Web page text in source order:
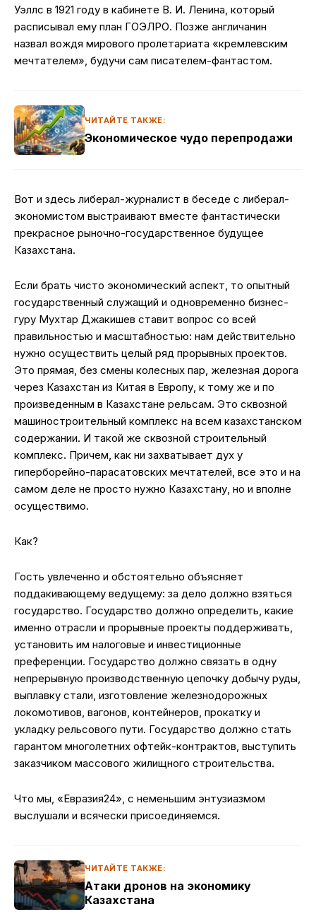
Уэллс в 1921 году в кабинете В. И. Ленина, который
расписывал ему план ГОЭЛРО. Позже англичанин
назвал вождя мирового пролетариата «кремлевским
мечтателем», будучи сам писателем-фантастом.
ЧИТАЙТЕ ТАКЖЕ:
Экономическое чудо перепродажи
Вот и здесь либерал-журналист в беседе с либерал-
экономистом выстраивают вместе фантастически
прекрасное рыночно-государственное будущее
Казахстана.
Если брать чисто экономический аспект, то опытный
государственный служащий и одновременно бизнес-
гуру Мухтар Джакишев ставит вопрос со всей
правильностью и масштабностью: нам действительно
нужно осуществить целый ряд прорывных проектов.
Это прямая, без смены колесных пар, железная дорога
через Казахстан из Китая в Европу, к тому же и по
произведенным в Казахстане рельсам. Это сквозной
машиностроительный комплекс на всем казахстанском
содержании. И такой же сквозной строительный
комплекс. Причем, как ни захватывает дух у
гиперборейно-парасатовских мечтателей, все это и на
самом деле не просто нужно Казахстану, но и вполне
осуществимо.
Как?
Гость увлеченно и обстоятельно объясняет
поддакивающему ведущему: за дело должно взяться
государство. Государство должно определить, какие
именно отрасли и прорывные проекты поддерживать,
установить им налоговые и инвестиционные
преференции. Государство должно связать в одну
непрерывную производственную цепочку добычу руды,
выплавку стали, изготовление железнодорожных
локомотивов, вагонов, контейнеров, прокатку и
укладку рельсового пути. Государство должно стать
гарантом многолетних офтейк-контрактов, выступить
заказчиком массового жилищного строительства.
Что мы, «Евразия24», с неменьшим энтузиазмом
выслушали и всячески присоединяемся.
ЧИТАЙТЕ ТАКЖЕ:
Атаки дронов на экономику
Казахстана